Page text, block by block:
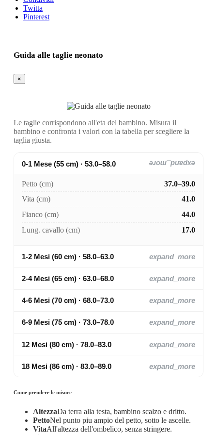
Twitta
Pinterest
Guida alle taglie neonato
×
Le taglie corrispondono all'eta del bambino. Misura il
bambino e confronta i valori con la tabella per scegliere la
taglia giusta.
0-1 Mese (55 cm) · 53.0–58.0 expand_more
Petto (cm)
37.0–39.0
Vita (cm)
41.0
Fianco (cm)
44.0
Lung. cavallo (cm)
17.0
1-2 Mesi (60 cm) · 58.0–63.0 expand_more
2-4 Mesi (65 cm) · 63.0–68.0 expand_more
4-6 Mesi (70 cm) · 68.0–73.0 expand_more
6-9 Mesi (75 cm) · 73.0–78.0 expand_more
12 Mesi (80 cm) · 78.0–83.0 expand_more
18 Mesi (86 cm) · 83.0–89.0 expand_more
Come prendere le misure
AltezzaDa terra alla testa, bambino scalzo e dritto.
PettoNel punto piu ampio del petto, sotto le ascelle.
VitaAll'altezza dell'ombelico, senza stringere.